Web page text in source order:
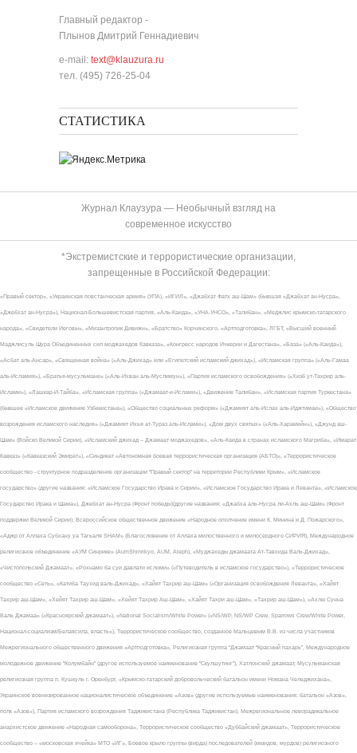
Главный редактор -
Плынов Дмитрий Геннадиевич
e-mail: text@klauzura.ru
тел. (495) 726-25-04
СТАТИСТИКА
Журнал Клаузура — Необычный взгляд на
современное искусство
*Экстремистские и террористические организации,
запрещенные в Российской Федерации:
«Правый сектор», «Украинская повстанческая армия» (УПА), «ИГИЛ», «Джабхат Фатх аш-Шам» (бывшая «Джабхат ан-Нусра»,
«Джебхат ан-Нусра»), Национал-Большевистская партия, «Аль-Каида», «УНА-УНСО», «Талибан», «Меджлис крымско-татарского
народа», «Свидетели Иеговы», «Мизантропик Дивижн», «Братство» Корчинского, «Артподготовка», ЛГБТ, «Высший военный
Маджлисуль Шура Объединенных сил моджахедов Кавказа», «Конгресс народов Ичкерии и Дагестана», «База» («Аль-Каида»),
«Асбат аль-Ансар», «Священная война» («Аль-Джихад» или «Египетский исламский джихад»), «Исламская группа» («Аль-Гамаа
аль-Исламия»), «Братья-мусульмане» («Аль-Ихван аль-Муслимун»), «Партия исламского освобождения» («Хизб ут-Тахрир аль-
Ислами»), «Лашкар-И-Тайба», «Исламская группа» («Джамаат-и-Ислами»), «Движение Талибан», «Исламская партия Туркестана»
(бывшее «Исламское движение Узбекистана»), «Общество социальных реформ» («Джамият аль-Ислах аль-Иджтимаи»), «Общество
возрождения исламского наследия» («Джамият Ихья ат-Тураз аль-Ислами»), «Дом двух святых» («Аль-Харамейн»), «Джунд аш-
Шам» (Войско Великой Сирии), «Исламский джихад – Джамаат моджахедов», «Аль-Каида в странах исламского Магриба», «Имарат
Кавказ» («Кавказский Эмират»), «Синдикат «Автономная боевая террористическая организация (АБТО)», «Террористическое
сообщество - структурное подразделение организации "Правый сектор" на территории Республики Крым», «Исламское
государство» (другие названия: «Исламское Государство Ирака и Сирии», «Исламское Государство Ирака и Леванта», «Исламское
Государство Ирака и Шама»), Джебхат ан-Нусра (Фронт победы)(другие названия: «Джабха аль-Нусра ли-Ахль аш-Шам» (Фронт
поддержки Великой Сирии), Всероссийское общественное движение «Народное ополчение имени К. Минина и Д. Пожарского»,
«Аджр от Аллаха Субхану уа Тагьаля SHAM» (Благословение от Аллаха милоственного и милосердного СИРИЯ), Международное
религиозное объединение «АУМ Синрике» (AumShinrikyo, AUM, Aleph), «Муджахеды джамаата Ат-Тавхида Валь-Джихад»,
«Чистопольский Джамаат», «Рохнамо ба суи давлати исломи» («Путеводитель в исламское государство»), «Террористическое
сообщество «Сеть», «Катиба Таухид валь-Джихад», «Хайят Тахрир аш-Шам» («Организация освобождения Леванта», «Хайят
Тахрир аш-Шам», «Хейят Тахрир аш-Шам», «Хейят Тахрир Аш-Шам», «Хайят Тахри аш-Шам», «Тахрир аш-Шам»), «Ахлю Сунна
Валь Джамаа» («Красноярский джамаат»), «National Socialism/White Power» («NS/WP, NS/WP Crew, Sparrows Crew/White Power,
Национал-социализм/Белаясила, власть»), Террористическое сообщество, созданное Мальцевым В.В. из числа участников
Межрегионального общественного движения «Артподготовка», Религиозная группа “Джамаат “Красный пахарь”, Международное
молодежное движение "Колумбайн" (другое используемое наименование "Скулшутинг"), Хатлонский джамаат, Мусульманская
религиозная группа п. Кушкуль г. Оренбург, «Крымско-татарский добровольческий батальон имени Номана Челеджихана»,
Украинское военизированное националистическое объединение «Азов» (другие используемые наименования: батальон «Азов»,
полк «Азов»), Партия исламского возрождения Таджикистана (Республика Таджикистан), Межрегиональное леворадикальное
анархистское движение «Народная самооборона», Террористическое сообщество «Дуббайский джамаат», Террористическое
сообщество – «московская ячейка» МТО «ИГ», Боевое крыло группы (вирда) последователей (мюидов, мурдов) религиозного